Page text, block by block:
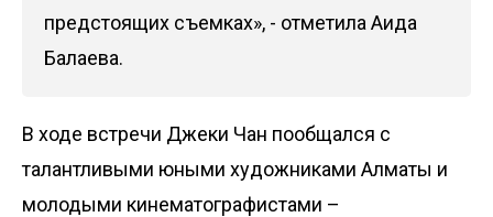
предстоящих съемках», - отметила Аида
Балаева.
В ходе встречи Джеки Чан пообщался с
талантливыми юными художниками Алматы и
молодыми кинематографистами –